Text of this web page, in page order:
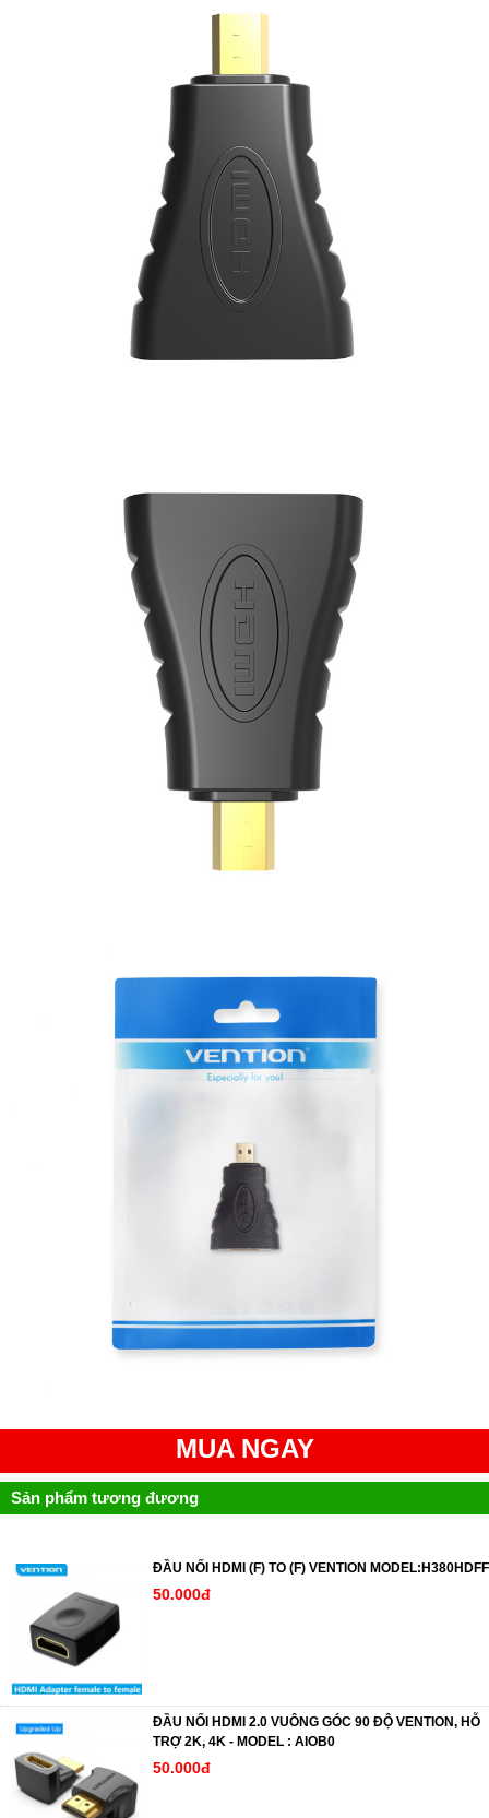
MUA NGAY
Sản phẩm tương đương
ĐẦU NỐI HDMI (F) TO (F) VENTION MODEL:H380HDFF
50.000đ
ĐẦU NỐI HDMI 2.0 VUÔNG GÓC 90 ĐỘ VENTION, HỖ
TRỢ 2K, 4K - MODEL : AIOB0
50.000đ